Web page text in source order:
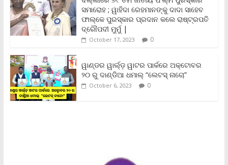
l
y
ସମାରୋହ ; ୱାହିଦା ରେହମାନଙ୍କୁ ଦାଦା ସାହେବ
ଫାଲ୍‌କେ ପୁରସ୍କାର ପ୍ରଦାନ କଲେ ରାଷ୍ଟ୍ରପତି
ଦ୍ରୌପଦୀ ମୁର୍ମୁ |
October 17, 2023 0
ୱାଣ୍ଡର ୱାର୍ଲ୍‌ଡ଼ ୱାଟର ପାର୍କରେ ଅକ୍ଟୋବର
୨୦ ରୁ ଦାଣ୍ଡିଆ ଧମାଲ୍ “ଲେଟସ୍ ନାଚୋ”
October 6, 2023 0